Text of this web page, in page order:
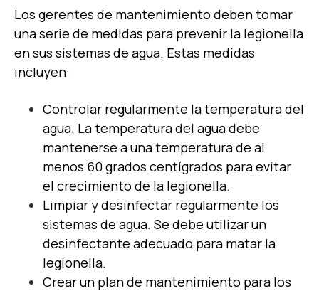
Los gerentes de mantenimiento deben tomar
una serie de medidas para prevenir la legionella
en sus sistemas de agua. Estas medidas
incluyen:
Controlar regularmente la temperatura del
agua. La temperatura del agua debe
mantenerse a una temperatura de al
menos 60 grados centígrados para evitar
el crecimiento de la legionella.
Limpiar y desinfectar regularmente los
sistemas de agua. Se debe utilizar un
desinfectante adecuado para matar la
legionella.
Crear un plan de mantenimiento para los